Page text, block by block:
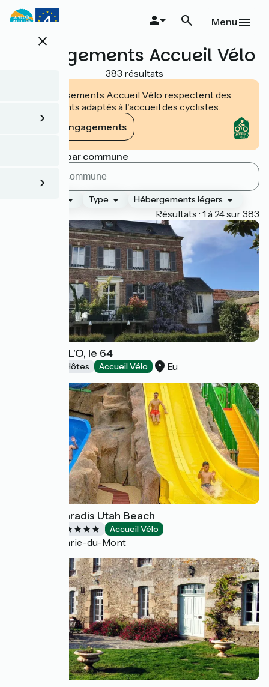
Aller
au
principalclose
Menu
Hébergements Accueil Vélo
383 résultats
Les établissements Accueil Vélo respectent des
engagements adaptés à l'accueil des cyclistes.
Voir les engagements
Rechercher par commune
Type Hébergements légers
Résultats : 1 à 24 sur 383
O DELA DE L'O, le 64
Chambres d'Hôtes Accueil Vélo Eu
Camping Paradis Utah Beach
Accueil Vélo
Sainte-Marie-du-Mont